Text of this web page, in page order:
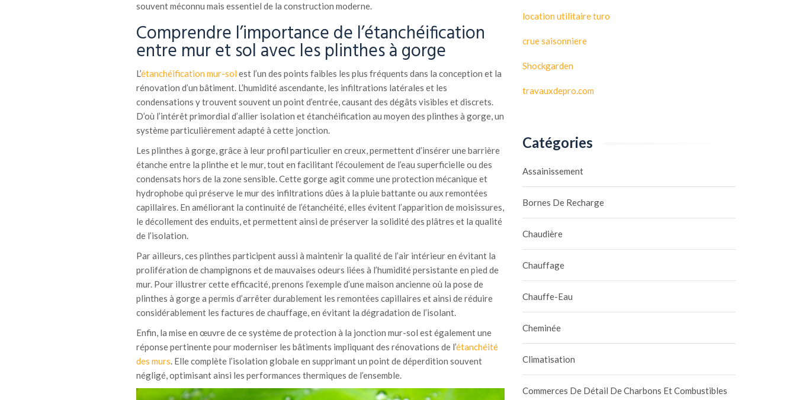
souvent méconnu mais essentiel de la construction moderne.
Comprendre l’importance de l’étanchéification
entre mur et sol avec les plinthes à gorge
L’étanchéification mur-sol est l’un des points faibles les plus fréquents dans la conception et la
rénovation d’un bâtiment. L’humidité ascendante, les infiltrations latérales et les
condensations y trouvent souvent un point d’entrée, causant des dégâts visibles et discrets.
D’où l’intérêt primordial d’allier isolation et étanchéification au moyen des plinthes à gorge, un
système particulièrement adapté à cette jonction.
Les plinthes à gorge, grâce à leur profil particulier en creux, permettent d’insérer une barrière
étanche entre la plinthe et le mur, tout en facilitant l’écoulement de l’eau superficielle ou des
condensats hors de la zone sensible. Cette gorge agit comme une protection mécanique et
hydrophobe qui préserve le mur des infiltrations dûes à la pluie battante ou aux remontées
capillaires. En améliorant la continuité de l’étanchéité, elles évitent l’apparition de moisissures,
le décollement des enduits, et permettent ainsi de préserver la solidité des plâtres et la qualité
de l’isolation.
Par ailleurs, ces plinthes participent aussi à maintenir la qualité de l’air intérieur en évitant la
prolifération de champignons et de mauvaises odeurs liées à l’humidité persistante en pied de
mur. Pour illustrer cette efficacité, prenons l’exemple d’une maison ancienne où la pose de
plinthes à gorge a permis d’arrêter durablement les remontées capillaires et ainsi de réduire
considérablement les factures de chauffage, en évitant la dégradation de l’isolant.
Enfin, la mise en œuvre de ce système de protection à la jonction mur-sol est également une
réponse pertinente pour moderniser les bâtiments impliquant des rénovations de l’étanchéité
des murs. Elle complète l’isolation globale en supprimant un point de déperdition souvent
négligé, optimisant ainsi les performances thermiques de l’ensemble.
location utilitaire turo
crue saisonniere
Shockgarden
travauxdepro.com
Catégories
Assainissement
Bornes De Recharge
Chaudière
Chauffage
Chauffe-Eau
Cheminée
Climatisation
Commerces De Détail De Charbons Et Combustibles